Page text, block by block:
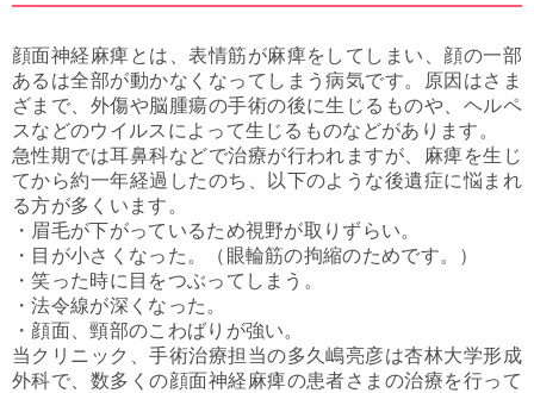
顔面神経麻痺とは、表情筋が麻痺をしてしまい、顔の一部
あるは全部が動かなくなってしまう病気です。原因はさま
ざまで、外傷や脳腫瘍の手術の後に生じるものや、ヘルペ
スなどのウイルスによって生じるものなどがあります。
急性期では耳鼻科などで治療が行われますが、麻痺を生じ
てから約一年経過したのち、以下のような後遺症に悩まれ
る方が多くいます。
・眉毛が下がっているため視野が取りずらい。
・目が小さくなった。（眼輪筋の拘縮のためです。）
・笑った時に目をつぶってしまう。
・法令線が深くなった。
・顔面、頸部のこわばりが強い。
当クリニック、手術治療担当の多久嶋亮彦は杏林大学形成
外科で、数多くの顔面神経麻痺の患者さまの治療を行って